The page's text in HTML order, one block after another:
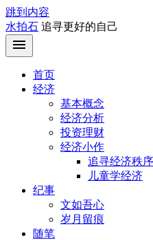
跳到内容
水拍石 追寻更好的自己
首页
经济
基本概念
经济分析
投资理财
经济小作
追寻经济秩序
儿童学经济
纪事
文如吾心
岁月留痕
随笔